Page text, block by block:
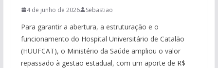
4 de junho de 2026 Sebastiao
Para garantir a abertura, a estruturação e o
funcionamento do Hospital Universitário de Catalão
(HUUFCAT), o Ministério da Saúde ampliou o valor
repassado à gestão estadual, com um aporte de R$